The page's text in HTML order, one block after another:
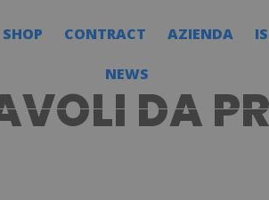
SHOP CONTRACT AZIENDA
NEWS
DA